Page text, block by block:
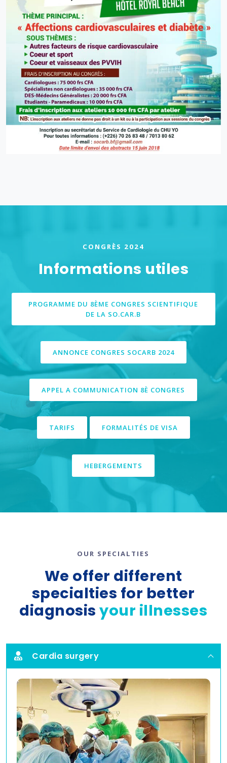
CONGRÈS 2024
Informations utiles
PROGRAMME DU 8ÈME CONGRES SCIENTIFIQUE
DE LA SO.CAR.B
ANNONCE CONGRES SOCARB 2024
APPEL A COMMUNICATION 8È CONGRES
TARIFS FORMALITÉS DE VISA
HEBERGEMENTS
OUR SPECIALTIES
We offer different
specialties for better
diagnosisyour illnesses
Cardia surgery